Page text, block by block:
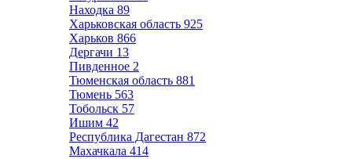
Находка 89
Харьковская область 925
Харьков 866
Дергачи 13
Пивденное 2
Тюменская область 881
Тюмень 563
Тобольск 57
Ишим 42
Республика Дагестан 872
Махачкала 414